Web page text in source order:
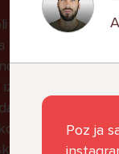
nekoliko
izbacuju
te me
mojeg
sam
discorda
te mi
Poz ja